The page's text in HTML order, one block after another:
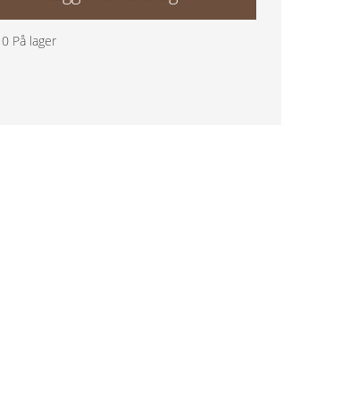
På lager